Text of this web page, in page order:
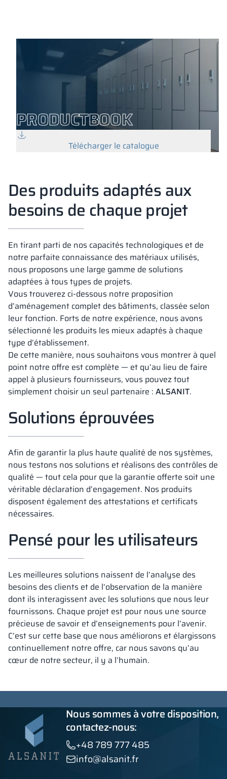
PRODUCTBOOK
Télécharger le catalogue
Des produits adaptés aux
besoins de chaque projet
En tirant parti de nos capacités technologiques et de
notre parfaite connaissance des matériaux utilisés,
nous proposons une large gamme de solutions
adaptées à tous types de projets.
Vous trouverez ci-dessous notre proposition
d’aménagement complet des bâtiments, classée selon
leur fonction. Forts de notre expérience, nous avons
sélectionné les produits les mieux adaptés à chaque
type d’établissement.
De cette manière, nous souhaitons vous montrer à quel
point notre offre est complète — et qu’au lieu de faire
appel à plusieurs fournisseurs, vous pouvez tout
simplement choisir un seul partenaire : ALSANIT.
Solutions éprouvées
Afin de garantir la plus haute qualité de nos systèmes,
nous testons nos solutions et réalisons des contrôles de
qualité — tout cela pour que la garantie offerte soit une
véritable déclaration d’engagement. Nos produits
disposent également des attestations et certificats
nécessaires.
Pensé pour les utilisateurs
Les meilleures solutions naissent de l’analyse des
besoins des clients et de l’observation de la manière
dont ils interagissent avec les solutions que nous leur
fournissons. Chaque projet est pour nous une source
précieuse de savoir et d’enseignements pour l’avenir.
C’est sur cette base que nous améliorons et élargissons
continuellement notre offre, car nous savons qu’au
cœur de notre secteur, il y a l’humain.
Nous sommes à votre disposition,
contactez-nous:
+48 789 777 485
info@alsanit.fr